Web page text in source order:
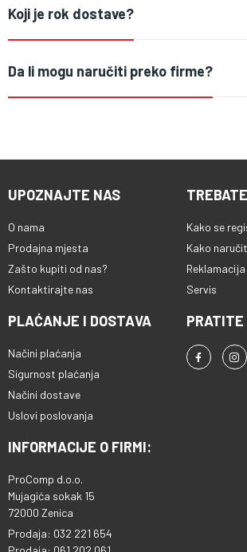
Koji je rok dostave?
Da li mogu naručiti preko firme?
UPOZNAJTE NAS
O nama
Prodajna mjesta
Zašto kupiti od nas?
Kontaktirajte nas
Kako se
Kako
Servis
PLAĆANJE I DOSTAVA
Načini plaćanja
Sigurnost plaćanja
Načini dostave
Uslovi poslovanja
PRATITE
INFORMACIJE O FIRMI:
ProComp d.o.o.
Mujagića sokak 15
72000 Zenica
Prodaja: 032 221 654